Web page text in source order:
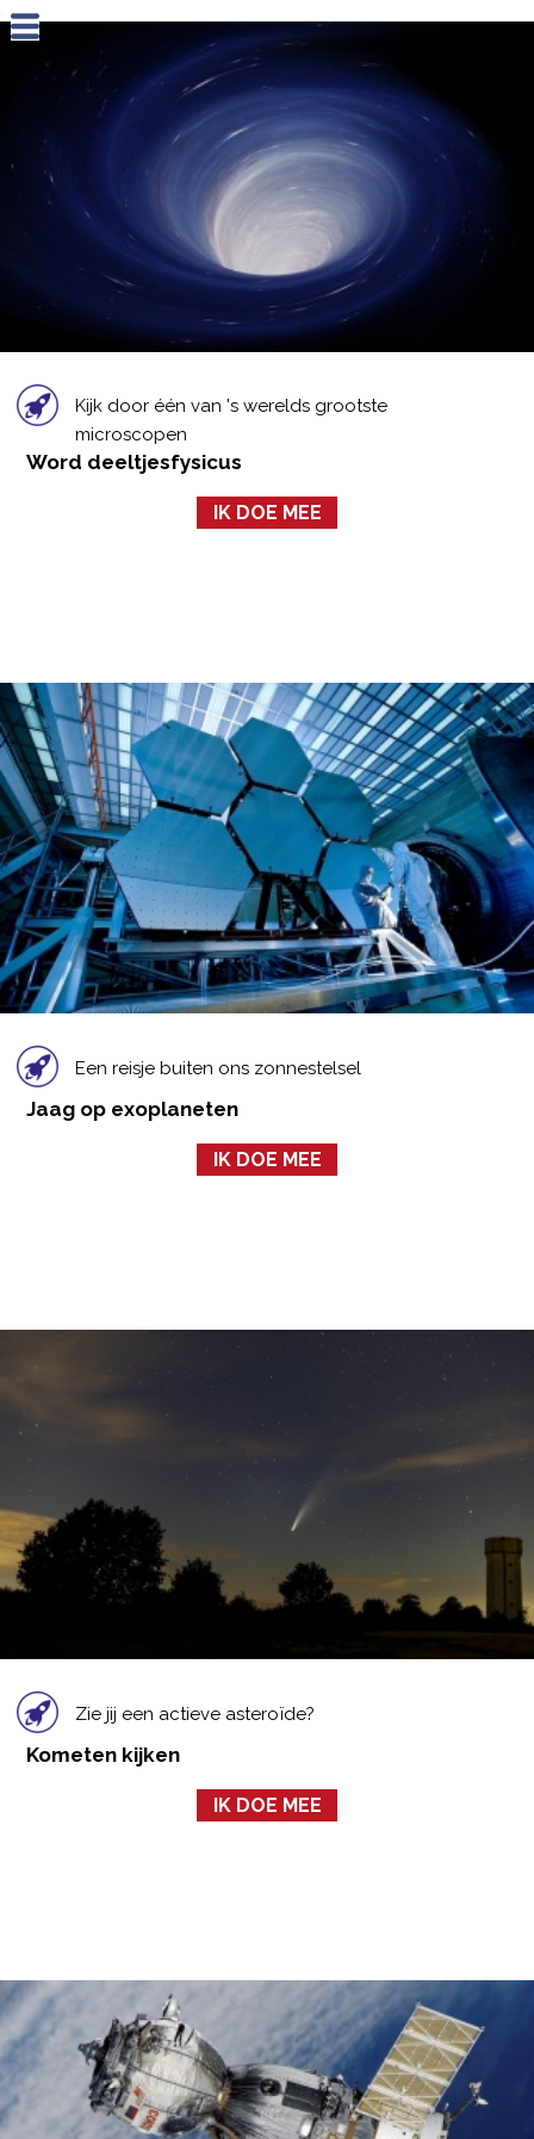
Kijk door één van 's werelds grootste
microscopen
Word deeltjesfysicus
IK DOE MEE
Een reisje buiten ons zonnestelsel
Jaag op exoplaneten
IK DOE MEE
Zie jij een actieve asteroïde?
Kometen kijken
IK DOE MEE